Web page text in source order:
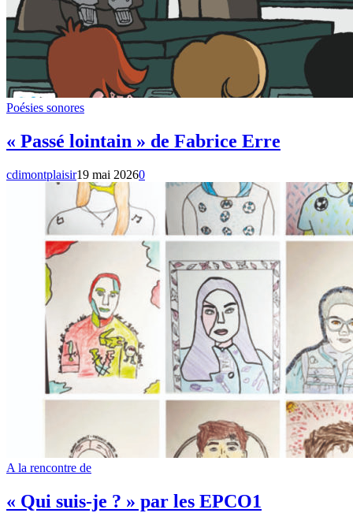
Poésies sonores
« Passé lointain » de Fabrice Erre
cdimontplaisir19 mai 20260
A la rencontre de
« Qui suis-je ? » par les EPCO1